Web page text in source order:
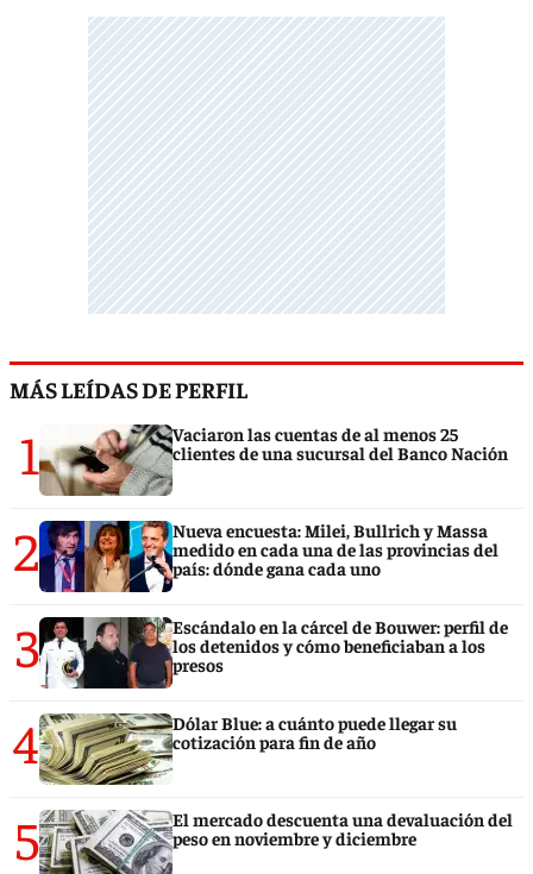
MÁS LEÍDAS DE PERFIL
1
Vaciaron las cuentas de al menos 25
clientes de una sucursal del Banco Nación
2
Nueva encuesta: Milei, Bullrich y Massa
medido en cada una de las provincias del
país: dónde gana cada uno
3
Escándalo en la cárcel de Bouwer: perfil de
los detenidos y cómo beneficiaban a los
presos
4
Dólar Blue: a cuánto puede llegar su
cotización para fin de año
5
El mercado descuenta una devaluación del
peso en noviembre y diciembre